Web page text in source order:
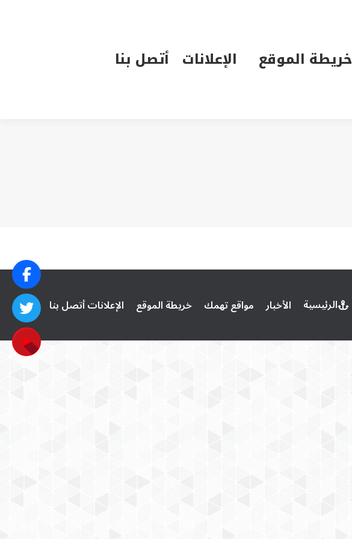
خريطة الموقع الإعلانات أتصل بنا
الرئيسية الأخبار مواقع تهمك خريطة الموقع الإعلاناتأتصل بنا